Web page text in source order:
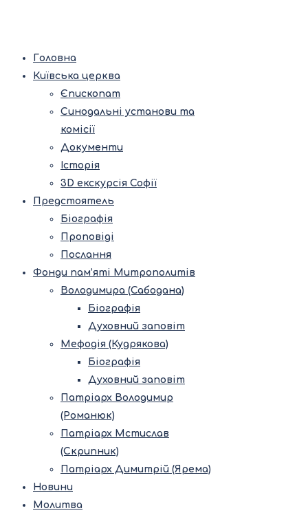
Головна
Київська церква
Єпископат
Синодальні установи та
комісії
Документи
Історія
3D екскурсія Софії
Предстоятель
Біографія
Проповіді
Послання
Фонди пам’яті Митрополитів
Володимира (Сабодана)
Біографія
Духовний заповіт
Мефодія (Кудрякова)
Біографія
Духовний заповіт
Патріарх Володимир
(Романюк)
Патріарх Мстислав
(Скрипник)
Патріарх Димитрій (Ярема)
Новини
Молитва